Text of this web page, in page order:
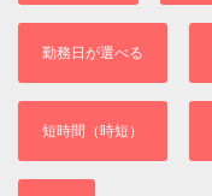
勤務日が選べる
短時間（時短）